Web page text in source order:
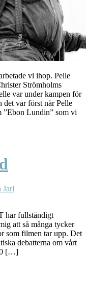
vi ihop. Pelle
Strömholms
var under kampen för
det var först när Pelle
”Ebon Lundin” som vi
Jarl
har fullständigt
att så många tycker
som filmen tar upp. Det
debatterna om vårt
[…]